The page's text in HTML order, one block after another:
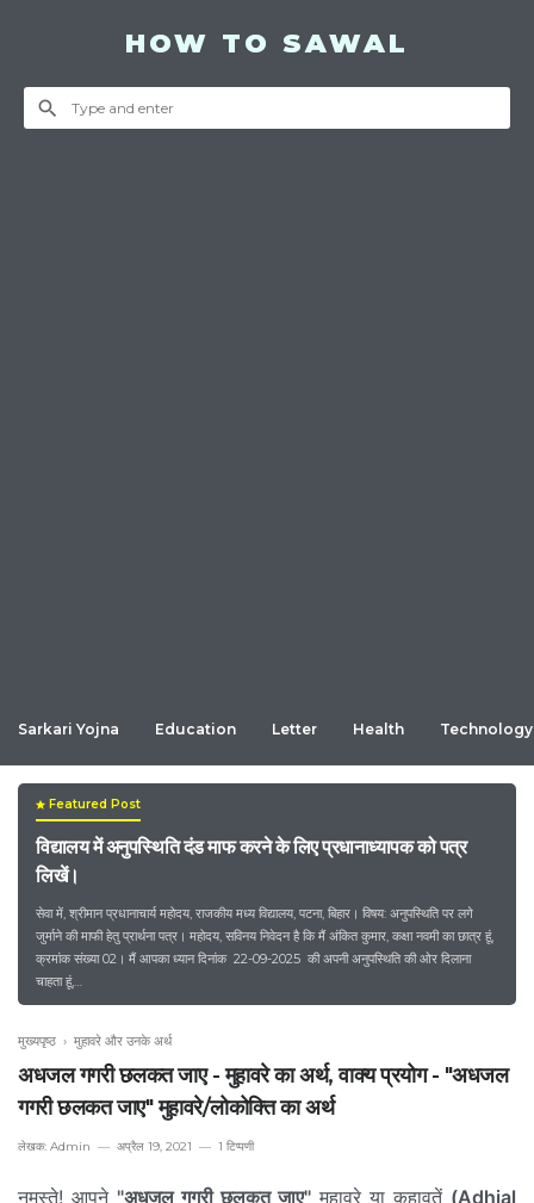
HOW TO SAWAL
Sarkari Yojna Education Letter Health Technology
Featured Post
विद्यालय में अनुपस्थिति दंड माफ करने के लिए प्रधानाध्यापक को पत्र
लिखें।
सेवा में, श्रीमान प्रधानाचार्य महोदय, राजकीय मध्य विद्यालय, पटना, बिहार। विषय: अनुपस्थिति पर लगे
जुर्माने की माफी हेतु प्रार्थना पत्र। महोदय, सविनय निवेदन है कि मैं अंकित कुमार, कक्षा नवमी का छात्र हूं,
क्रमांक संख्या 02। मैं आपका ध्यान दिनांक 22-09-2025 की अपनी अनुपस्थिति की ओर दिलाना
चाहता हूं,…
मुख्यपृष्ठ › मुहावरे और उनके अर्थ
अधजल गगरी छलकत जाए - मुहावरे का अर्थ, वाक्य प्रयोग - "अधजल
गगरी छलकत जाए" मुहावरे/लोकोक्ति का अर्थ
लेखक: Admin अप्रैल 19, 2021 1 टिप्पणी
नमस्ते! आपने "अधजल गगरी छलकत जाए" मुहावरे या कहावतें (Adhjal